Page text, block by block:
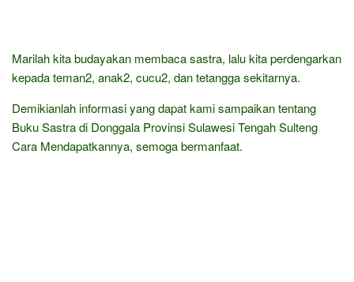
Marilah kita budayakan membaca sastra, lalu kita perdengarkan
kepada teman2, anak2, cucu2, dan tetangga sekitarnya.
Demikianlah informasi yang dapat kami sampaikan tentang
Buku Sastra di Donggala Provinsi Sulawesi Tengah Sulteng
Cara Mendapatkannya, semoga bermanfaat.